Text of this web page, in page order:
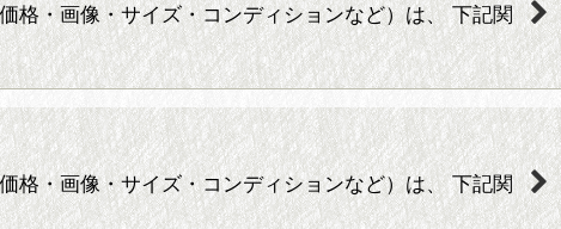
・画像・サイズ・コンディションなど）は、 下記関
・画像・サイズ・コンディションなど）は、 下記関